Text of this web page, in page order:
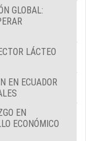
GLOBAL:
LÁCTEO
EN ECUADOR
EN
ECONÓMICO